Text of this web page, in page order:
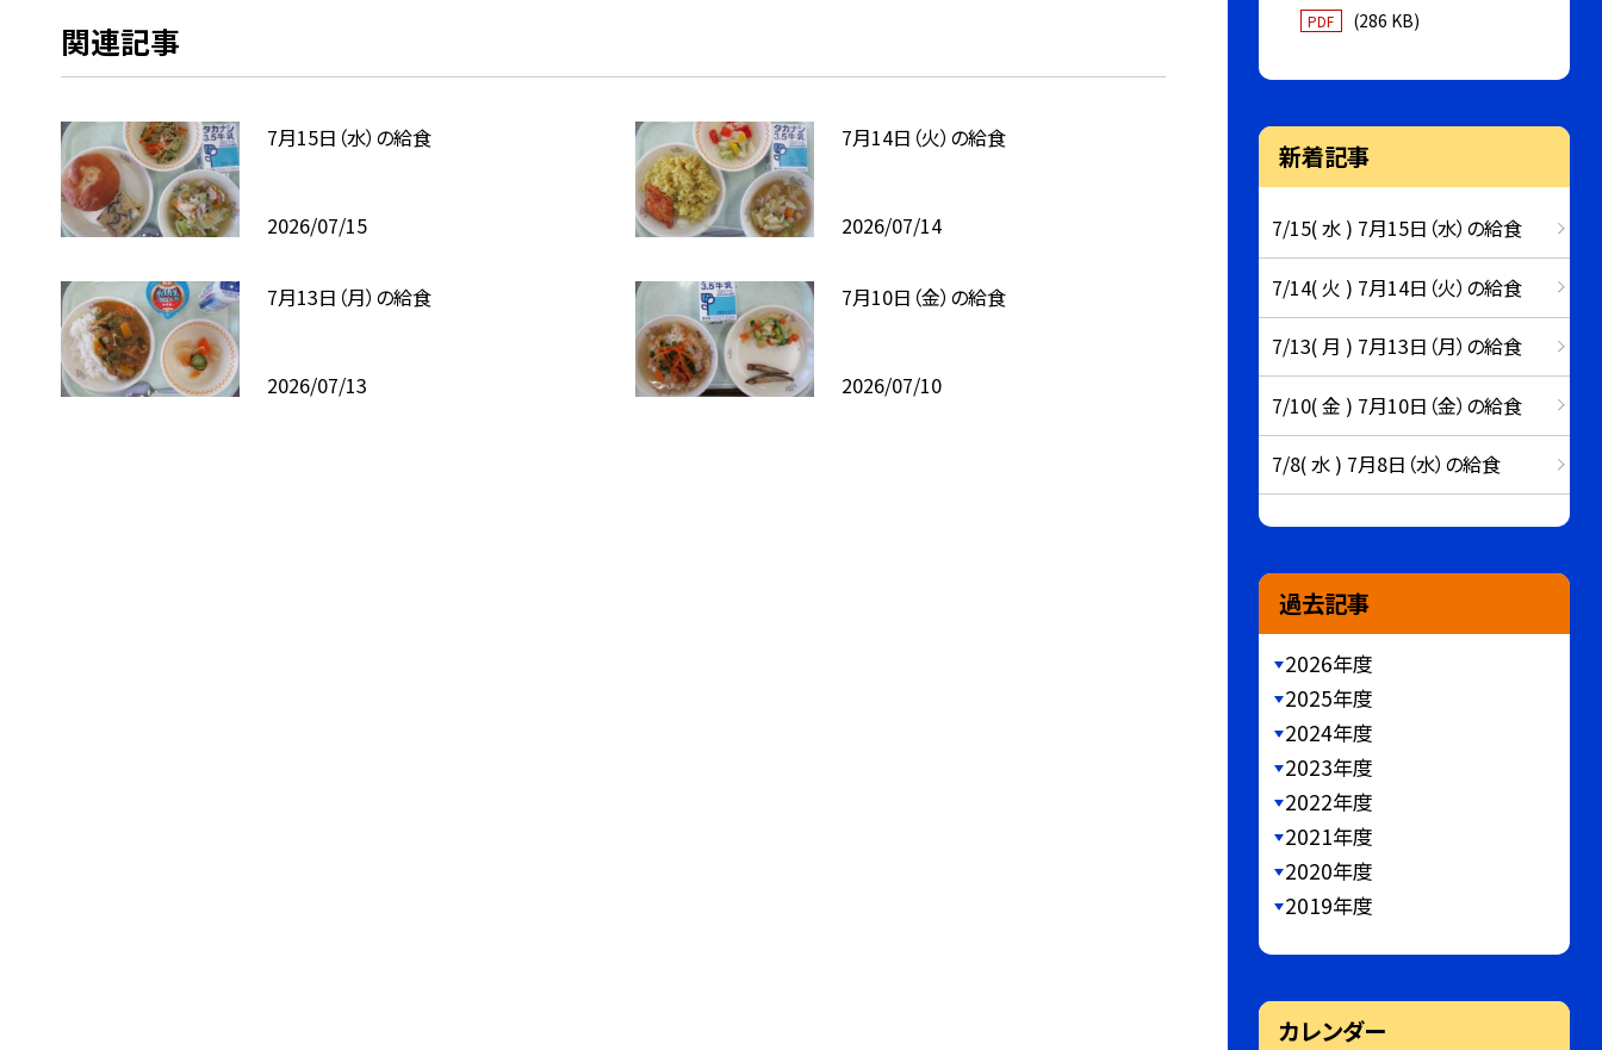
関連記事
7月15日（水）の給食
2026/07/15
7月14日（火）の給食
2026/07/14
7月13日（月）の給食
2026/07/13
7月10日（金）の給食
2026/07/10
PDF (286 KB)
新着記事
7/15( 水 ) 7月15日（水）の給食
7/14( 火 ) 7月14日（火）の給食
7/13( 月 ) 7月13日（月）の給食
7/10( 金 ) 7月10日（金）の給食
7/8( 水 ) 7月8日（水）の給食
過去記事
2026年度
2025年度
2024年度
2023年度
2022年度
2021年度
2020年度
2019年度
カレンダー